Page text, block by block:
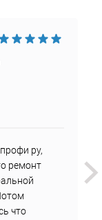
ру,
ремонт
что